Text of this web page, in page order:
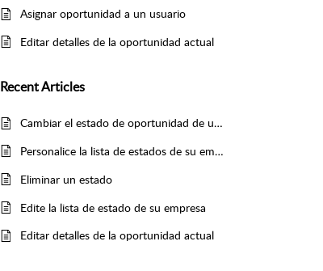
Asignar oportunidad a un usuario
Editar detalles de la oportunidad actual
RecentArticles
Cambiar el estado de oportunidad de un activo
Personalice la lista de estados de su empresa
Eliminar un estado
Edite la lista de estado de su empresa
Editar detalles de la oportunidad actual